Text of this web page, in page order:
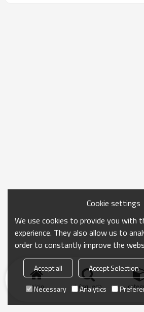
Inicio búsqueda
Cookie settings
We use cookies to provide you with
experience. They also allow us to
order to constantly improve the
Accept all Accept Selection
Necessary
Analytics